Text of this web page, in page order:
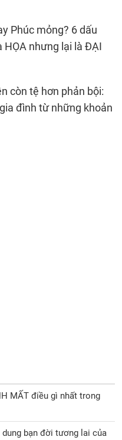
Phúc mỏng? 6 dấu
HỌA nhưng lại là ĐẠI
còn tệ hơn phản bội:
đình từ những khoản
MẤT điều gì nhất trong
bạn đời tương lai của